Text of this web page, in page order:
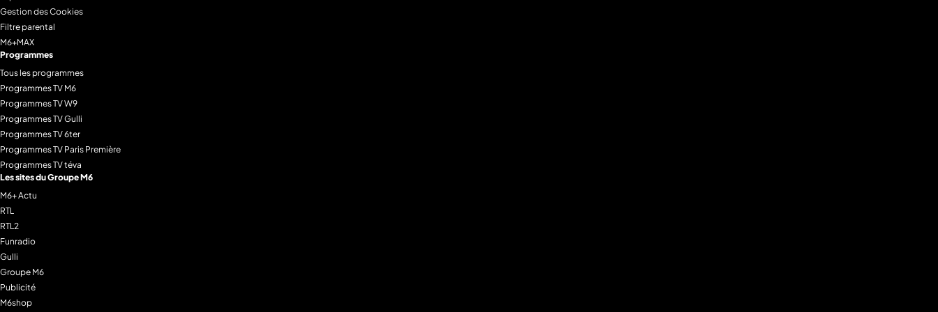
Gestion des Cookies
Filtre parental
M6+MAX
Programmes
Tous les programmes
Programmes TV M6
Programmes TV W9
Programmes TV Gulli
Programmes TV 6ter
Programmes TV Paris Première
Programmes TV téva
Les sites du Groupe M6
M6+ Actu
RTL
RTL2
Funradio
Gulli
Groupe M6
Publicité
M6shop